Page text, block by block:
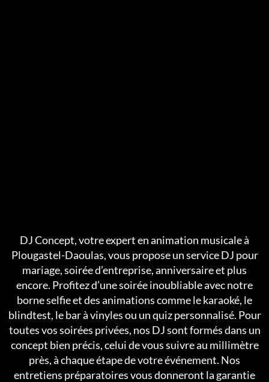
DJ Concept, votre expert en animation musicale à
Plougastel-Daoulas, vous propose un service DJ pour
mariage, soirée d’entreprise, anniversaire et plus
encore. Profitez d’une soirée inoubliable avec notre
borne selfie et des animations comme le karaoké, le
blindtest, le bar à vinyles ou un quiz personnalisé. Pour
toutes vos soirées privées, nos DJ sont formés dans un
concept bien précis, celui de vous suivre au millimètre
près, à chaque étape de votre événement. Nos
entretiens préparatoires vous donneront la garantie